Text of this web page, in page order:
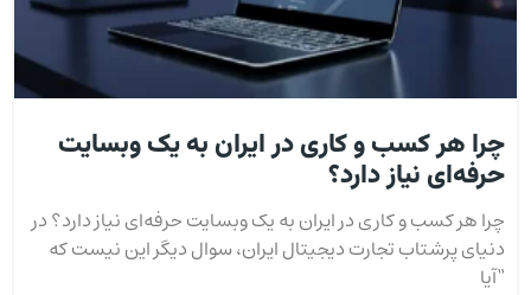
چرا هر کسب و کاری در ایران به یک وبسایت
حرفه‌ای نیاز دارد؟
چرا هر کسب و کاری در ایران به یک وبسایت حرفه‌ای نیاز دارد؟ در
دنیای پرشتاب تجارت دیجیتال ایران، سوال دیگر این نیست که
“آیا